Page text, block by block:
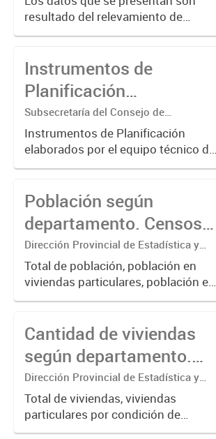
Observatorio de Deportes, Actividad
Física y Cultura (ODAFyC).
resultado del relevamiento de
espacios culturales de la provincia
El objetivo es dar cuenta de la
infraestructura cultural en...
Instrumentos de
Planificación
Territoriales en la
Provincia del Neuquén
Subsecretaría del Consejo de
Planificación y Acción para el
Desarrollo (COPADE) Dir. Provincial de
Planificación Territorial- Mg Daniela
Torrisi
Instrumentos de Planificación
elaborados por el equipo técnico de
la Subsecretaría del Consejo de
Desarrollo (COPADE) con alcance
provincial y de Gobiernos Locales.
El...
Población según
departamento. Censos
2001, 2010 y 2022
Dirección Provincial de Estadística y
Censos
Total de población, población en
viviendas particulares, población en
viviendas colectivas y población en
departamento. Provincia del
Neuquén. Años 2001, 2010 y 202...
Cantidad de viviendas
según departamento.
Censos 2001, 2010 y
2022
Dirección Provincial de Estadística y
Censos
Total de viviendas, viviendas
particulares por condición de
ocupación y viviendas colectivas,